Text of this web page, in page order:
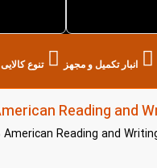
انبار تکمیل و مجهز تنوع کالایی